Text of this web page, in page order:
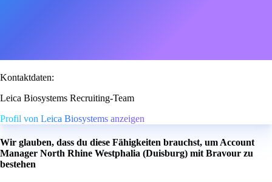
Kontaktdaten:
Leica Biosystems Recruiting-Team
Profil von Leica Biosystems anzeigen
Wir glauben, dass du diese Fähigkeiten brauchst, um Account
Manager North Rhine Westphalia (Duisburg) mit Bravour zu
bestehen